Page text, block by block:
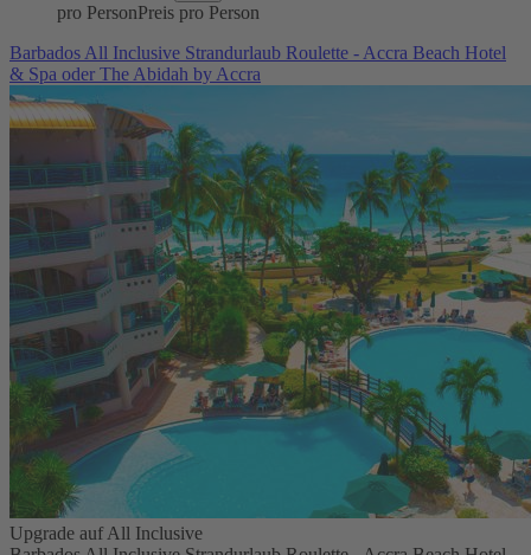
pro PersonPreis pro Person
Barbados All Inclusive Strandurlaub Roulette - Accra Beach Hotel
& Spa oder The Abidah by Accra
Upgrade auf All Inclusive